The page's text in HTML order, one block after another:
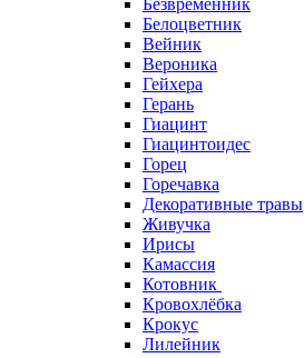
Безвременник
Белоцветник
Вейник
Вероника
Гейхера
Герань
Гиацинт
Гиацинтоидес
Горец
Горечавка
Декоративные травы
Живучка
Ирисы
Камассия
Котовник
Кровохлёбка
Крокус
Лилейник